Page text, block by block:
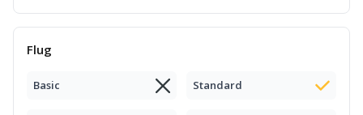
Flug
Basic Standard